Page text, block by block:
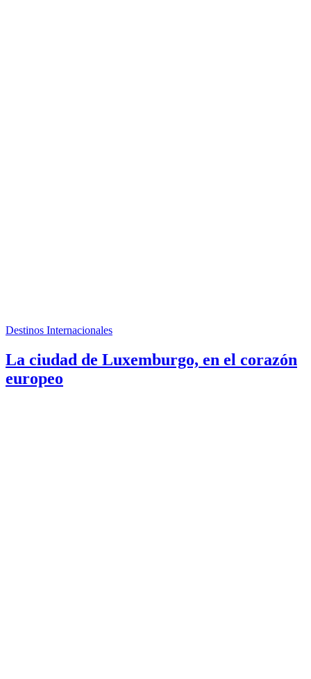
Destinos Internacionales
La ciudad de Luxemburgo, en el corazón
europeo